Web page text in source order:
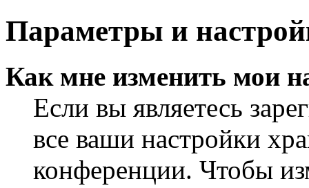
Параметры и
Как мне изменить мои
Если вы являетесь
все ваши настройки
конференции. Чтобы